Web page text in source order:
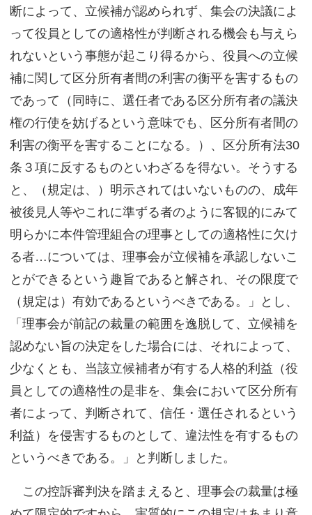
断によって、立候補が認められず、集会の決議によ
って役員としての適格性が判断される機会も与えら
れないという事態が起こり得るから、役員への立候
補に関して区分所有者間の利害の衡平を害するもの
であって（同時に、選任者である区分所有者の議決
権の行使を妨げるという意味でも、区分所有者間の
利害の衡平を害することになる。）、区分所有法30
条３項に反するものといわざるを得ない。そうする
と、（規定は、）明示されてはいないものの、成年
被後見人等やこれに準ずる者のように客観的にみて
明らかに本件管理組合の理事としての適格性に欠け
る者…については、理事会が立候補を承認しないこ
とができるという趣旨であると解され、その限度で
（規定は）有効であるというべきである。」とし、
「理事会が前記の裁量の範囲を逸脱して、立候補を
認めない旨の決定をした場合には、それによって、
少なくとも、当該立候補者が有する人格的利益（役
員としての適格性の是非を、集会において区分所有
者によって、判断されて、信任・選任されるという
利益）を侵害するものとして、違法性を有するもの
というべきである。」と判断しました。
この控訴審判決を踏まえると、理事会の裁量は極